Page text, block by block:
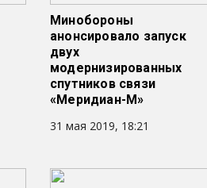
Минобороны
анонсировало запуск
двух
модернизированных
спутников связи
«Меридиан-М»
31 мая 2019, 18:21